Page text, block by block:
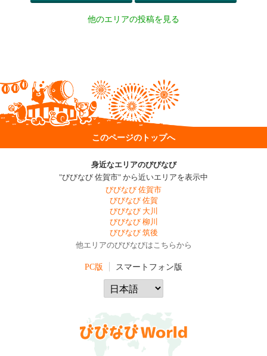
他のエリアの投稿を見る
このページのトップへ
身近なエリアのびびなび
"びびなび 佐賀市" から近いエリアを表示中
びびなび 佐賀市
びびなび 佐賀
びびなび 大川
びびなび 柳川
びびなび 筑後
他エリアのびびなびはこちらから
PC版 スマートフォン版